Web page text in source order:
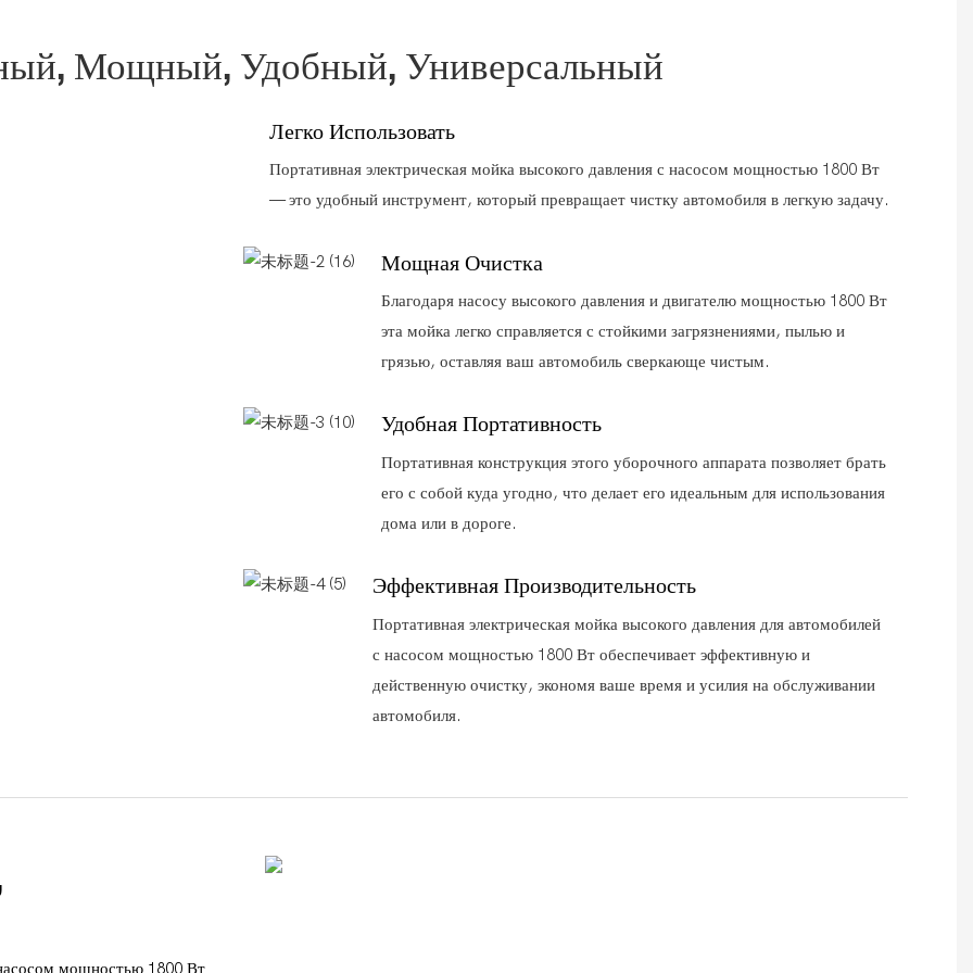
Мощный, Удобный, Универсальный
Легко Использовать
Портативная электрическая мойка высокого давления с насосом мощностью 1800 Вт
— это удобный инструмент, который превращает чистку автомобиля в легкую задачу.
Мощная Очистка
Благодаря насосу высокого давления и двигателю мощностью 1800 Вт
эта мойка легко справляется с стойкими загрязнениями, пылью и
грязью, оставляя ваш автомобиль сверкающе чистым.
Удобная Портативность
Портативная конструкция этого уборочного аппарата позволяет брать
его с собой куда угодно, что делает его идеальным для использования
дома или в дороге.
Эффективная Производительность
Портативная электрическая мойка высокого давления для автомобилей
с насосом мощностью 1800 Вт обеспечивает эффективную и
действенную очистку, экономя ваше время и усилия на обслуживании
автомобиля.
мощностью 1800 Вт